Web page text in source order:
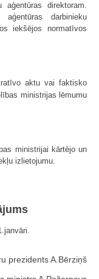
direktoram.
darbinieku
iekšējos normatīvos
aktu vai faktisko
ministrijas lēmumu
ministrijai kārtējo un
izlietojumu.
prezidents A.Bērziņš